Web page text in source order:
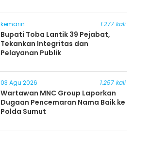
kemarin 1.277 kali
Bupati Toba Lantik 39 Pejabat,
Tekankan Integritas dan
Pelayanan Publik
03 Agu 2026 1.257 kali
Wartawan MNC Group Laporkan
Dugaan Pencemaran Nama Baik ke
Polda Sumut